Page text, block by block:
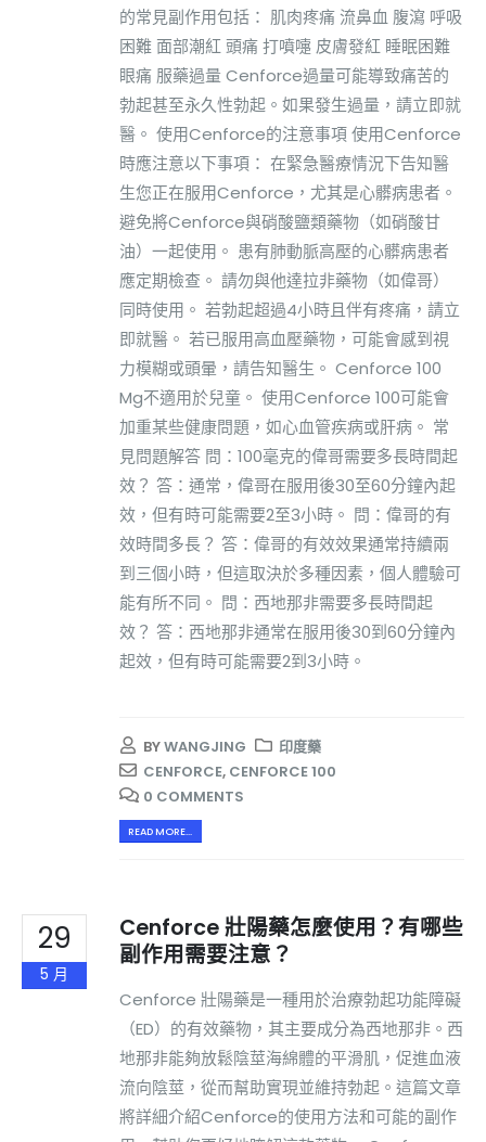
的常見副作用包括： 肌肉疼痛 流鼻血 腹瀉 呼吸
困難 面部潮紅 頭痛 打噴嚏 皮膚發紅 睡眠困難
眼痛 服藥過量 Cenforce過量可能導致痛苦的
勃起甚至永久性勃起。如果發生過量，請立即就
醫。 使用Cenforce的注意事項 使用Cenforce
時應注意以下事項： 在緊急醫療情況下告知醫
生您正在服用Cenforce，尤其是心髒病患者。
避免將Cenforce與硝酸鹽類藥物（如硝酸甘
油）一起使用。 患有肺動脈高壓的心髒病患者
應定期檢查。 請勿與他達拉非藥物（如偉哥）
同時使用。 若勃起超過4小時且伴有疼痛，請立
即就醫。 若已服用高血壓藥物，可能會感到視
力模糊或頭暈，請告知醫生。 Cenforce 100
Mg不適用於兒童。 使用Cenforce 100可能會
加重某些健康問題，如心血管疾病或肝病。 常
見問題解答 問：100毫克的偉哥需要多長時間起
效？ 答：通常，偉哥在服用後30至60分鐘內起
效，但有時可能需要2至3小時。 問：偉哥的有
效時間多長？ 答：偉哥的有效效果通常持續兩
到三個小時，但這取決於多種因素，個人體驗可
能有所不同。 問：西地那非需要多長時間起
效？ 答：西地那非通常在服用後30到60分鐘內
起效，但有時可能需要2到3小時。
BYWANGJING
印度藥
CENFORCE, CENFORCE 100
0 COMMENTS
READ MORE...
29
5 月
Cenforce 壯陽藥怎麼使用？有哪些
副作用需要注意？
Cenforce 壯陽藥是一種用於治療勃起功能障礙
（ED）的有效藥物，其主要成分為西地那非。西
地那非能夠放鬆陰莖海綿體的平滑肌，促進血液
流向陰莖，從而幫助實現並維持勃起。這篇文章
將詳細介紹Cenforce的使用方法和可能的副作